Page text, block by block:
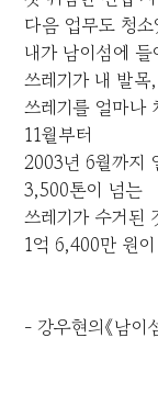
다음 업무도 청
내가 남이섬에
쓰레기가 내 발
쓰레기를 얼마나
11월부터
2003년 6월까지
3,500톤이 넘는
쓰레기가 수거된
1억 6,400만 원
- 강우현의《남이